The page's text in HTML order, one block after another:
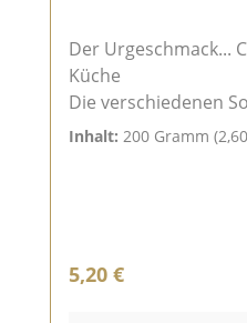
Der Urgeschmack...
Küche
Die verschiedenen
erden nach einem
Unser Tipp:
ßner Gebirgskäse,
Inhalt: 200 Gramm
Regulärer Preis:
5,20 €